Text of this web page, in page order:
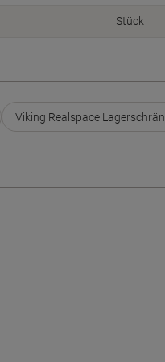
Stück
Viking Realspace